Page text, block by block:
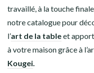
travaillé, à la touche
notre catalogue pour
l’art de la tableet
à votre maison grâce à
Kougei